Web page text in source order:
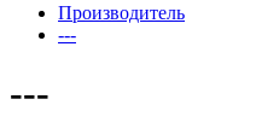
Производитель
---
---